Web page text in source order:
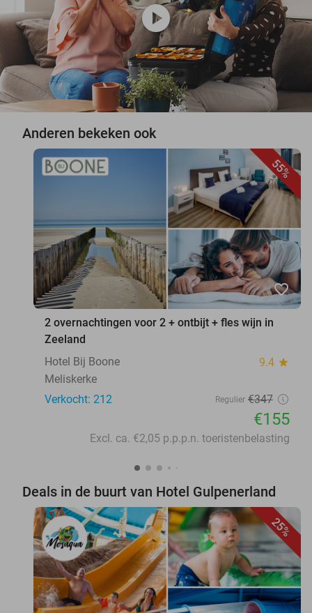
play_circle
Anderen bekeken ook
55%
favorite_border
2 overnachtingen voor 2 + ontbijt + fles wijn in
Zeeland
Hotel Bij Boone
9.4 star
Meliskerke
Verkocht: 212
Regulier €347
€155
Excl. ca. €2,05 p.p.p.n. toeristenbelasting
Deals in de buurt van Hotel Gulpenerland
25%